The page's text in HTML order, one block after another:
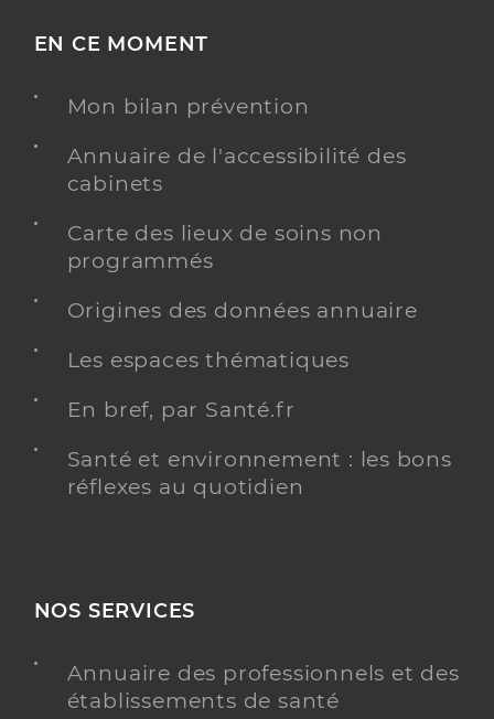
EN CE MOMENT
Mon bilan prévention
Annuaire de l'accessibilité des
cabinets
Carte des lieux de soins non
programmés
Origines des données annuaire
Les espaces thématiques
En bref, par Santé.fr
Santé et environnement : les bons
réflexes au quotidien
NOS SERVICES
Annuaire des professionnels et des
établissements de santé